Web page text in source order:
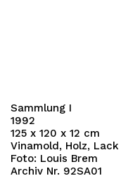
Sammlung I
1992
125 x 120 x 12 cm
Vinamold, Holz, Lack
Foto: Louis Brem
Archiv Nr. 92SA01